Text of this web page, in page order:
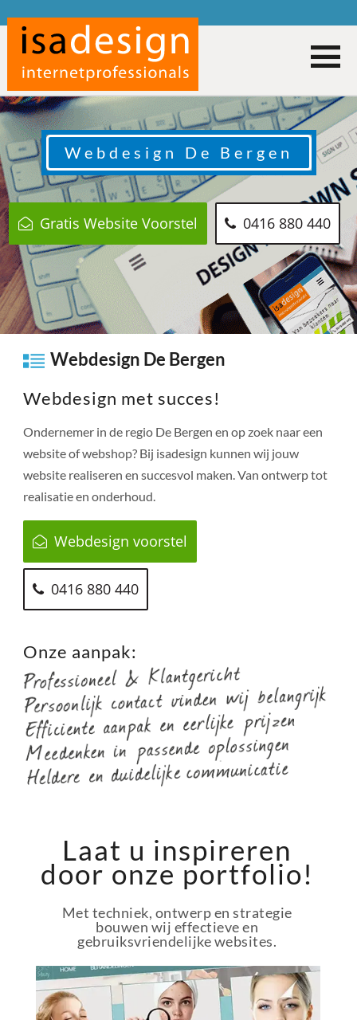
Webdesign De Bergen
Gratis Website Voorstel 0416 880 440
Webdesign De Bergen
Webdesign met succes!
Ondernemer in de regio De Bergen en op zoek naar een
website of webshop? Bij isadesign kunnen wij jouw
website realiseren en succesvol maken. Van ontwerp tot
realisatie en onderhoud.
Webdesign voorstel
0416 880 440
Onze aanpak:
Laat u inspireren
door onze portfolio!
Met techniek, ontwerp en strategie
bouwen wij effectieve en
gebruiksvriendelijke websites.